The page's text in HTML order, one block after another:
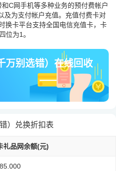
C网手机等多种业务的预付费帐户
及为支付帐户充值。充值付费卡对
换卡平台支持全国电信充值卡，卡
位为1。
万别选错）在线回收
）兑换折扣表
礼品网余额(元)